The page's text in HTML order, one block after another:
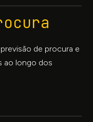
de procura e
ao longo dos